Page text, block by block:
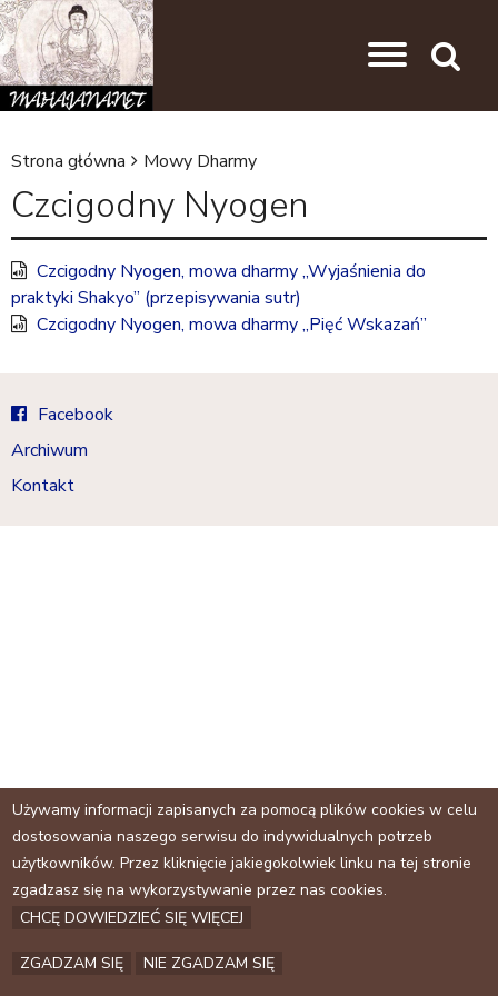
J
e
s
t
e
t
u
t
a
Strona główna Mowy Dharmy
Czcigodny Nyogen
Czcigodny Nyogen, mowa dharmy „Wyjaśnienia do
praktyki Shakyo” (przepisywania sutr)
Czcigodny Nyogen, mowa dharmy „Pięć Wskazań”
Facebook
Archiwum
Kontakt
Używamy informacji zapisanych za pomocą plików cookies w celu
dostosowania naszego serwisu do indywidualnych potrzeb
użytkowników. Przez kliknięcie jakiegokolwiek linku na tej stronie
zgadzasz się na wykorzystywanie przez nas cookies.
CHCĘ DOWIEDZIEĆ SIĘ WIĘCEJ
ZGADZAM SIĘ NIE ZGADZAM SIĘ